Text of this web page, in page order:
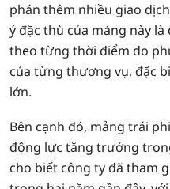
phán thêm nhiều giao
ý đặc thù của mảng này
theo từng thời điểm do
của từng thương vụ, đặc
lớn.
Bên cạnh đó, mảng trái
động lực tăng trưởng
cho biết công ty đã tham